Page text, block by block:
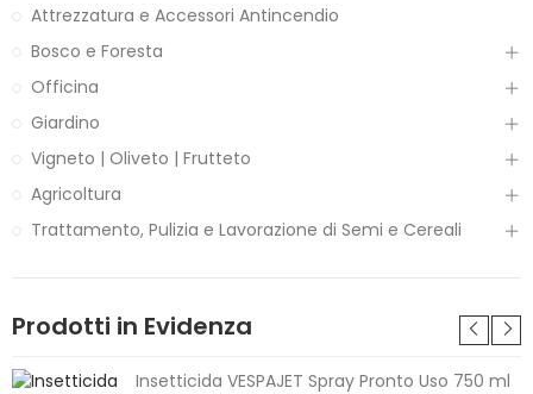
Attrezzatura e Accessori Antincendio
Bosco e Foresta
Officina
Giardino
Vigneto | Oliveto | Frutteto
Agricoltura
Trattamento, Pulizia e Lavorazione di Semi e Cereali
Prodotti in Evidenza
Insetticida VESPAJET Spray Pronto Uso 750 ml